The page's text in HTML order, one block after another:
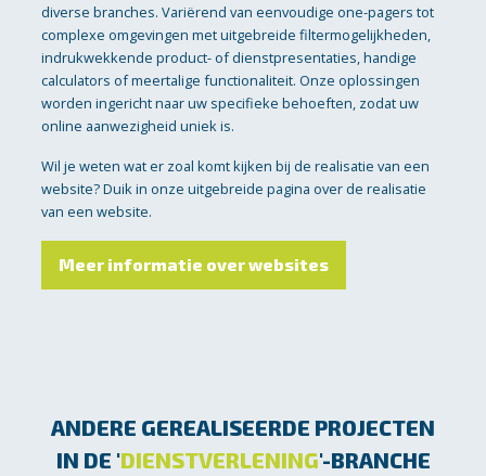
diverse branches. Variërend van eenvoudige one-pagers tot
complexe omgevingen met uitgebreide filtermogelijkheden,
indrukwekkende product- of dienstpresentaties, handige
calculators of meertalige functionaliteit. Onze oplossingen
worden ingericht naar uw specifieke behoeften, zodat uw
online aanwezigheid uniek is.
Wil je weten wat er zoal komt kijken bij de realisatie van een
website? Duik in onze uitgebreide pagina over de realisatie
van een website.
Meer informatie over websites
ANDERE GEREALISEERDE PROJECTEN
IN DE 'DIENSTVERLENING'-BRANCHE